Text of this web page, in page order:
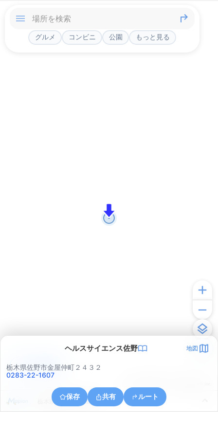
グルメ コンビニ 公園 もっと見る
ヘルスサイエンス佐野 地図
栃木県佐野市金屋仲町２４３２
0283-22-1607
保存 共有 ルート
栃木県佐野市大古屋町
アプリで見る